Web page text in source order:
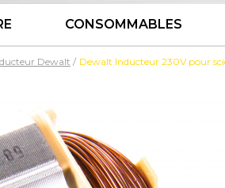
CONSOMMABLES
Dewalt Dewalt Inducteur 230V pour